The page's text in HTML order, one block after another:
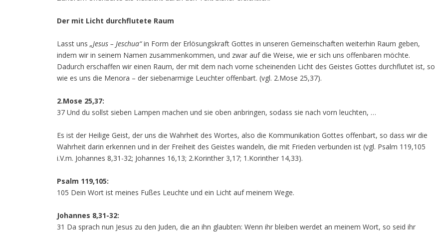
Der mit Licht durchflutete Raum
Lasst uns „Jesus – Jeschua“in Form der Erlösungskraft Gottes in unseren Gemeinschaften weiterhin Raum geben,
indem wir in seinem Namen zusammenkommen, und zwar auf die Weise, wie er sich uns offenbaren möchte.
Dadurch erschaffen wir einen Raum, der mit dem nach vorne scheinenden Licht des Geistes Gottes durchflutet ist, so
wie es uns die Menora – der siebenarmige Leuchter offenbart. (vgl. 2.Mose 25,37).
2.Mose 25,37:
37 Und du sollst sieben Lampen machen und sie oben anbringen, sodass sie nach vorn leuchten, …
Es ist der Heilige Geist, der uns die Wahrheit des Wortes, also die Kommunikation Gottes offenbart, so dass wir die
Wahrheit darin erkennen und in der Freiheit des Geistes wandeln, die mit Frieden verbunden ist (vgl. Psalm 119,105
i.V.m. Johannes 8,31-32; Johannes 16,13; 2.Korinther 3,17; 1.Korinther 14,33).
Psalm 119,105:
105 Dein Wort ist meines Fußes Leuchte und ein Licht auf meinem Wege.
Johannes 8,31-32:
31 Da sprach nun Jesus zu den Juden, die an ihn glaubten: Wenn ihr bleiben werdet an meinem Wort, so seid ihr